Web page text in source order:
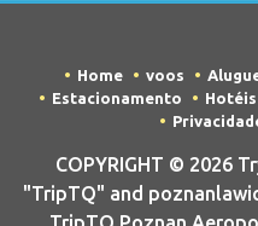
Home voos
Estacionamento
Hotéis
COPYRIGHT © 2026
"TripTQ" and